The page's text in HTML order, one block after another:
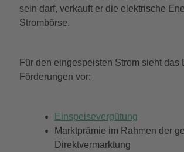
sein darf, verkauft er die elektrische
Strombörse.
Für den eingespeisten Strom sieht das
Förderungen vor:
Einspeisevergütung
Marktprämie im Rahmen der
Direktvermarktung